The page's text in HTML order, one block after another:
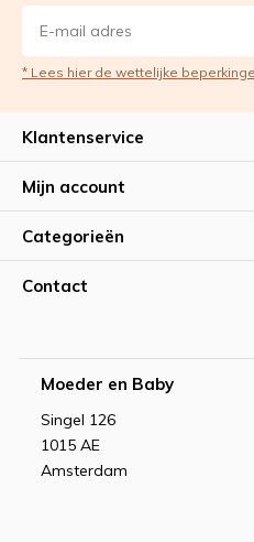
* Lees hier de wettelijke
Klantenservice
Mijn account
Categorieën
Contact
Moeder en Baby
Singel 126
1015 AE
Amsterdam